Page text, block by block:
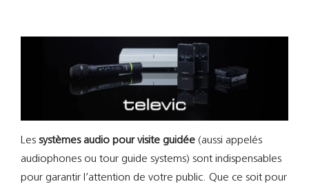
Les systèmes audio pour visite guidée (aussi appelés
audiophones ou tour guide systems) sont indispensables
pour garantir l’attention de votre public. Que ce soit pour